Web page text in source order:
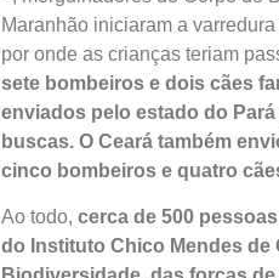
Maranhão iniciaram a
por onde as crianças teriam
sete bombeiros e dois cães
enviados pelo estado do
buscas. O Ceará também
cinco bombeiros e quatro
Ao todo, cerca de 500
do Instituto Chico Mendes de